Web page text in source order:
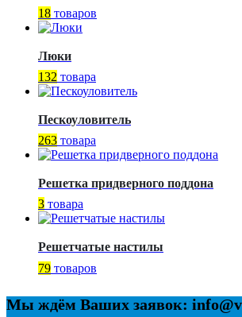
18 товаров
Люки
132 товара
Пескоуловитель
263 товара
Решетка придверного поддона
3 товара
Решетчатые настилы
79 товаров
Мы ждём Ваших заявок: